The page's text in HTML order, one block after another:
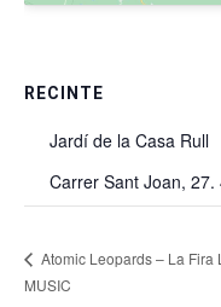
RECINTE
Jardí de la Casa Rull
Carrer Sant Joan, 27.
Atomic Leopards – La Fira
MUSIC